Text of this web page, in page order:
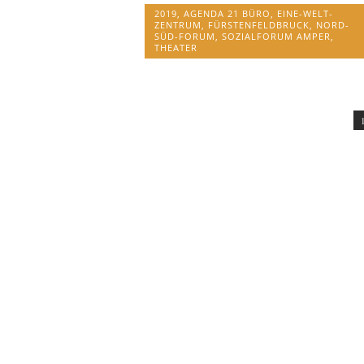
2019, AGENDA 21 BÜRO, EINE-WELT-
ZENTRUM, FÜRSTENFELDBRUCK, NORD-
SÜD-FORUM, SOZIALFORUM AMPER,
THEATER
1